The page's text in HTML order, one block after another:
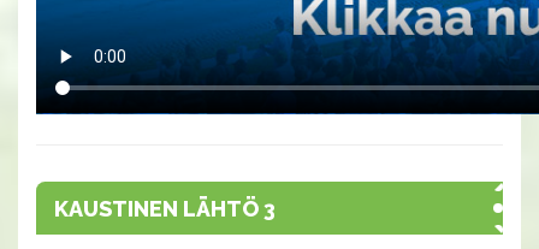
KAUSTINEN LÄHTÖ 3